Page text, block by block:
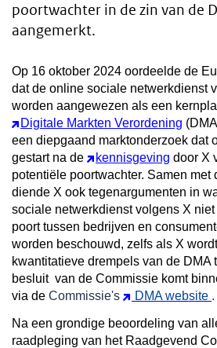
poortwachter in de zin van de
aangemerkt.
Op 16 oktober 2024 oordeelde de
dat de online sociale netwerkdienst
worden aangewezen als een
Digitale Markten Verordening
een diepgaand marktonderzoek dat
gestart na de
kennisgeving door X
potentiële poortwachter. Samen met
diende X ook tegenargumenten in
sociale netwerkdienst volgens X
poort tussen bedrijven en
worden beschouwd, zelfs als X
kwantitatieve drempels van de DMA
besluit van de Commissie komt
via de Commissie's DMA website .
Na een grondige beoordeling van
raadpleging van het Raadgevend